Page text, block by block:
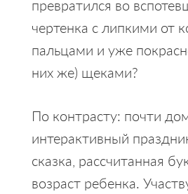
превратился во
чертенка с липкими от
пальцами и уже
них же) щеками?
По контрасту: почти
интерактивный
сказка, рассчитанная
возраст ребенка.